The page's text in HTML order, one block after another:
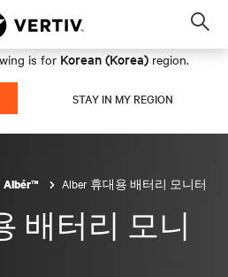
is for Korean (Korea) region.
STAY IN MY REGION
Albér™ Alber 휴대용 배터리 모니터
배터리 모니